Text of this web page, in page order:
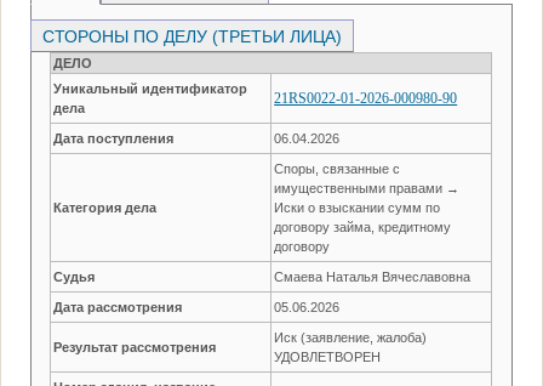
СТОРОНЫ ПО ДЕЛУ (ТРЕТЬИ ЛИЦА)
ДЕЛО
Уникальный идентификатор
дела
21RS0022-01-2026-000980-90
Дата поступления 06.04.2026
Категория дела
Споры, связанные с
имущественными правами →
Иски о взыскании сумм по
договору займа, кредитному
договору
Судья Смаева Наталья Вячеславовна
Дата рассмотрения 05.06.2026
Результат рассмотрения
Иск (заявление, жалоба)
УДОВЛЕТВОРЕН